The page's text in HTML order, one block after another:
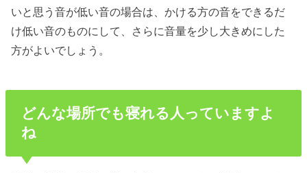
いと思う音が低い音の場合は、かける方の音をできるだ
け低い音のものにして、さらに音量を少し大きめにした
方がよいでしょう。
どんな場所でも寝れる人っていますよ
ね